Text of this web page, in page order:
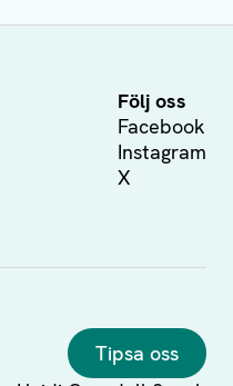
Följ oss
Facebook
Instagram
X
Tipsa oss